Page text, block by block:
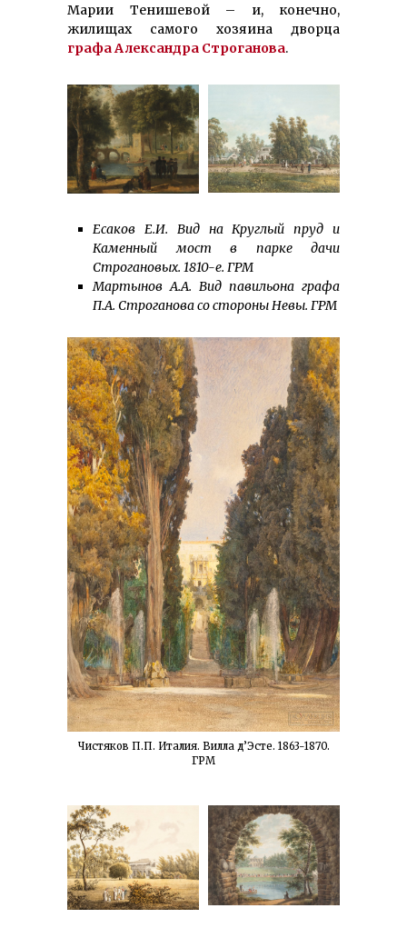
Марии Тенишевой – и, конечно,
жилищах самого хозяина дворца
графа Александра Строганова.
Есаков Е.И. Вид на Круглый пруд и
Каменный мост в парке дачи
Строгановых. 1810-е. ГРМ
Мартынов А.А. Вид павильона графа
П.А. Строганова со стороны Невы. ГРМ
Чистяков П.П. Италия. Вилла д’Эсте. 1863-1870.
ГРМ